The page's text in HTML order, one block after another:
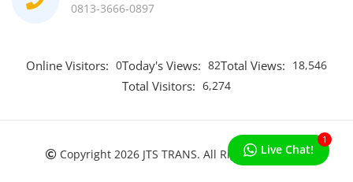
0813-3666-0897
Online Visitors: 0Today's Views: 82Total Views: 18,546
Total Visitors: 6,274
Copyright 2026 JTS TRANS. All Rights Reserved.
Live Chat!
1